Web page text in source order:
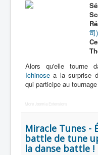
司)
Alors qu'elle tourne
Ichinose a la surprise
qui participe au
More Joomla Extensions
Miracle Tunes -
battle de tune
la danse battle !